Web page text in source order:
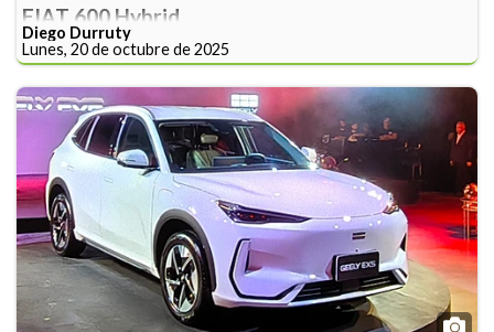
FIAT 600 Hybrid
Diego Durruty
Lunes, 20 de octubre de 2025